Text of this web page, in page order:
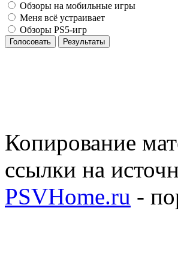
Обзоры на мобильные игры
Меня всё устраивает
Обзоры PS5-игр
Голосовать Результаты
Копирование
ссылки на
PSVHome.ru -